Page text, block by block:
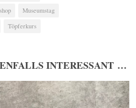
Museumstag
Töpferkurs
INTERESSANT …